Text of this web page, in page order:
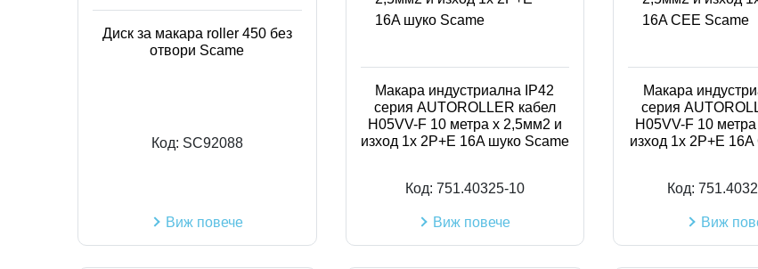
Диск за макара roller 450 без
отвори Scame
Код: SC92088
Виж повече
Макара индустриална IP42
серия AUTOROLLER кабел
H05VV-F 10 метра х 2,5мм2 и
изход 1х 2P+Е 16A шуко Scame
Код: 751.40325-10
Виж повече
Макара
серия
H05VV-F 10
изход 1х 2P+Е
Код:
Виж